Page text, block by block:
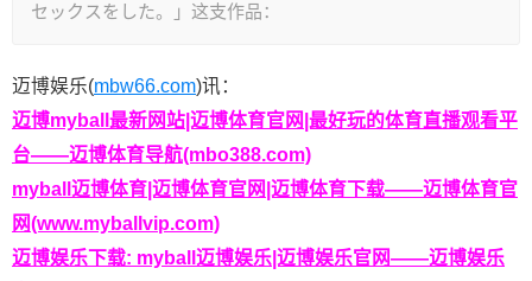
セックスをした。」这支作品：
迈博娱乐(mbw66.com)讯：
迈博myball最新网站|迈博体育官网|最好玩的体育直播观看平
台——迈博体育导航(mbo388.com)
myball迈博体育|迈博体育官网|迈博体育下载——迈博体育官
网(www.myballvip.com)
迈博娱乐下载: myball迈博娱乐|迈博娱乐官网——迈博娱乐